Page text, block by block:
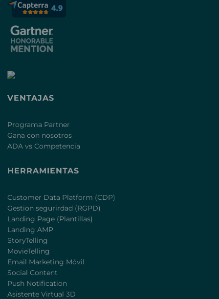
VENTAJAS
Programa Partner
Gana con nosotros
ADA vs Competencia
HERRAMIENTAS
Customer Data Platform (CDP)
Gestion segurirdad (RGPD)
Landing Page (Plantillas)
Landing AMP
StoryTelling
MovieTelling
Email Marketing Móvil
Social Content
Push Notification
Asistente Virtual 3D